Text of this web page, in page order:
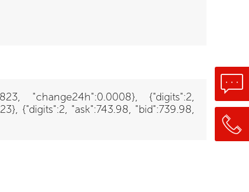
"change24h":0.0008}, {"digits":2,
{"digits":2, "ask":743.98, "bid":739.98,